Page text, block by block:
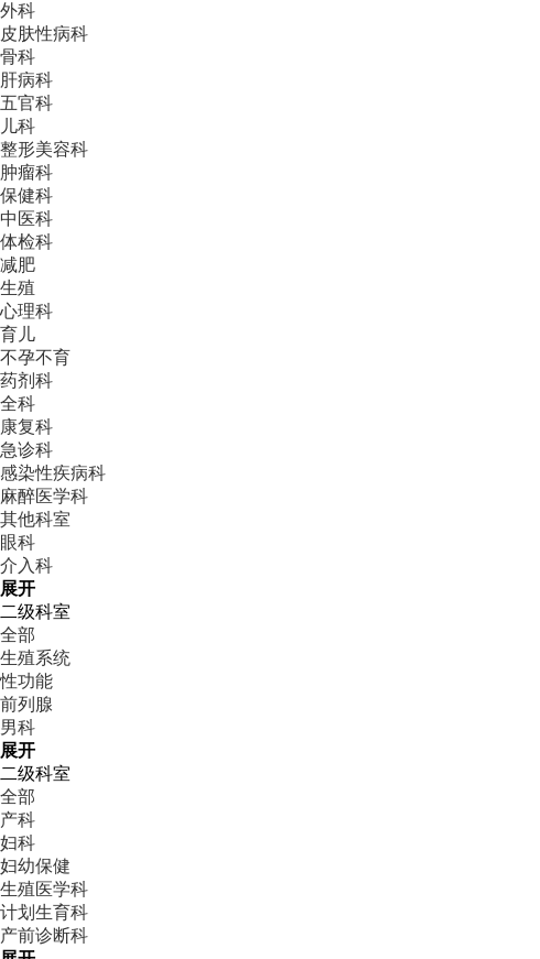
外科
皮肤性病科
骨科
肝病科
五官科
儿科
整形美容科
肿瘤科
保健科
中医科
体检科
减肥
生殖
心理科
育儿
不孕不育
药剂科
全科
康复科
急诊科
感染性疾病科
麻醉医学科
其他科室
眼科
介入科
展开
二级科室
全部
生殖系统
性功能
前列腺
男科
展开
二级科室
全部
产科
妇科
妇幼保健
生殖医学科
计划生育科
产前诊断科